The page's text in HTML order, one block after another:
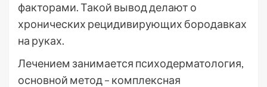
факторами. Такой вывод делают о
хронических рецидивирующих бородавках
на руках.
Лечением занимается психодерматология,
основной метод – комплексная